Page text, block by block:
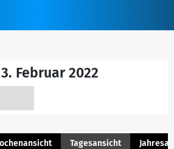
Februar 2022
Tagesansicht